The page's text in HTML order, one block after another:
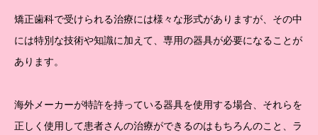
矯正歯科で受けられる治療には様々な形式がありますが、その中
には特別な技術や知識に加えて、専用の器具が必要になることが
あります。
海外メーカーが特許を持っている器具を使用する場合、それらを
正しく使用して患者さんの治療ができるのはもちろんのこと、ラ